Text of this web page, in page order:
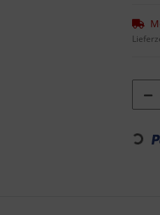
Loading...